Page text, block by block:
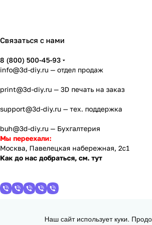
Связаться с нами
8 (800) 500-45-93
info@3d-diy.ru — отдел продаж
print@3d-diy.ru — 3D печать на заказ
support@3d-diy.ru — тех. поддержка
buh@3d-diy.ru — Бухгалтерия
Мы переехали:
Москва, Павелецкая набережная, 2с1
Как до нас добраться, см. тут
2013 - 2026 © 3DiY (Тридиай) - интернет-
Наш сайт использует куки.